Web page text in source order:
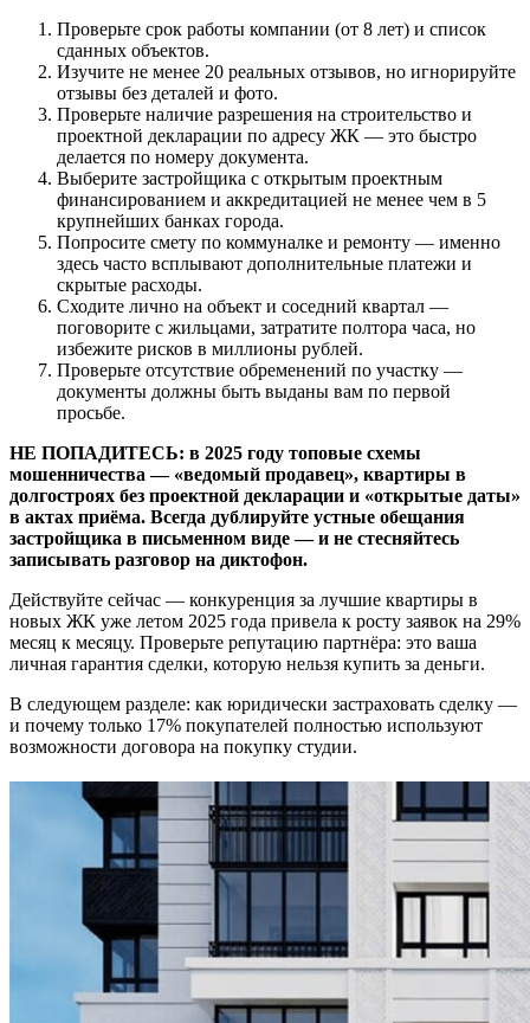
Проверьте срок работы компании (от 8 лет) и список
сданных объектов.
Изучите не менее 20 реальных отзывов, но игнорируйте
отзывы без деталей и фото.
Проверьте наличие разрешения на строительство и
проектной декларации по адресу ЖК — это быстро
делается по номеру документа.
Выберите застройщика с открытым проектным
финансированием и аккредитацией не менее чем в 5
крупнейших банках города.
Попросите смету по коммуналке и ремонту — именно
здесь часто всплывают дополнительные платежи и
скрытые расходы.
Сходите лично на объект и соседний квартал —
поговорите с жильцами, затратите полтора часа, но
избежите рисков в миллионы рублей.
Проверьте отсутствие обременений по участку —
документы должны быть выданы вам по первой
просьбе.
НЕ ПОПАДИТЕСЬ: в 2025 году топовые схемы
мошенничества — «ведомый продавец», квартиры в
долгостроях без проектной декларации и «открытые даты»
в актах приёма. Всегда дублируйте устные обещания
застройщика в письменном виде — и не стесняйтесь
записывать разговор на диктофон.
Действуйте сейчас — конкуренция за лучшие квартиры в
новых ЖК уже летом 2025 года привела к росту заявок на 29%
месяц к месяцу. Проверьте репутацию партнёра: это ваша
личная гарантия сделки, которую нельзя купить за деньги.
В следующем разделе: как юридически застраховать сделку —
и почему только 17% покупателей полностью используют
возможности договора на покупку студии.